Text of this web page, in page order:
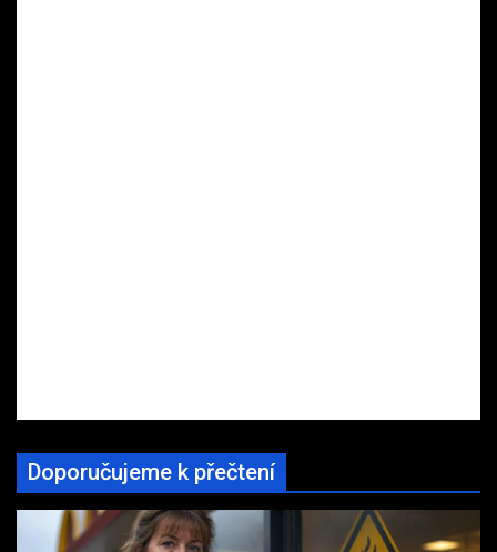
Doporučujeme k přečtení